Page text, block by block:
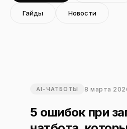
Гайды Новости
AI-ЧАТБОТЫ 8 марта
5 ошибок при